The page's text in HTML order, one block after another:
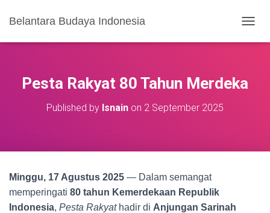
Belantara Budaya Indonesia
O
Pesta Rakyat 80 Tahun Merdeka
Published by Isnain on 2 September 2025
Minggu, 17 Agustus 2025 — Dalam semangat
memperingati 80 tahun Kemerdekaan Republik
Indonesia, Pesta Rakyathadir di Anjungan Sarinah